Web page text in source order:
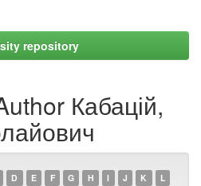
repository
Кабацій,
D E F G H I J K
L